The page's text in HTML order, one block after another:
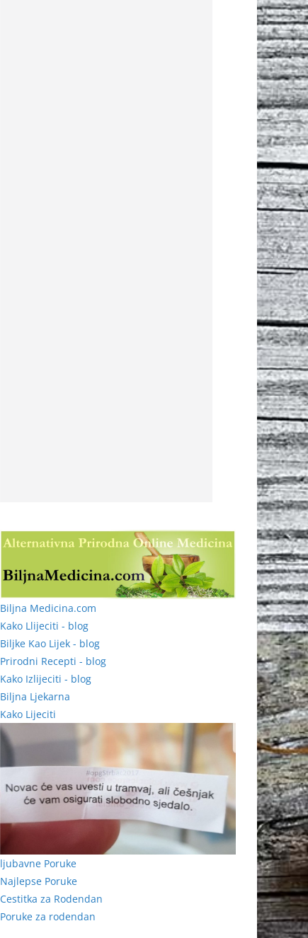
Biljna Medicina.com
Kako Llijeciti - blog
Biljke Kao Lijek - blog
Prirodni Recepti - blog
Kako Izlijeciti - blog
Biljna Ljekarna
Kako Lijeciti
ljubavne Poruke
Najlepse Poruke
Cestitka za Rodendan
Poruke za rodendan